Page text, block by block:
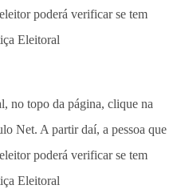
no topo da página, clique na
Net. A partir daí, a pessoa que
poderá verificar se tem
Eleitoral